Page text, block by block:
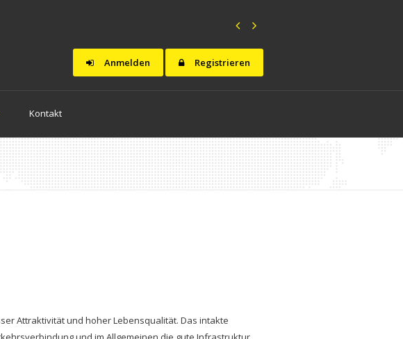
Anmelden Registrieren
Kontakt
Attraktivität und hoher Lebensqualität. Das intakte